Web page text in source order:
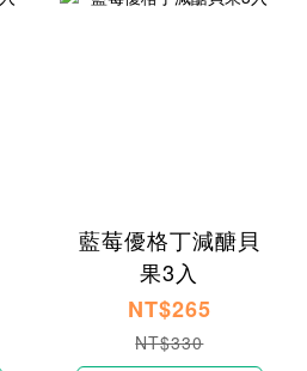
藍莓優格丁減醣貝
果3入
NT$265
NT$330